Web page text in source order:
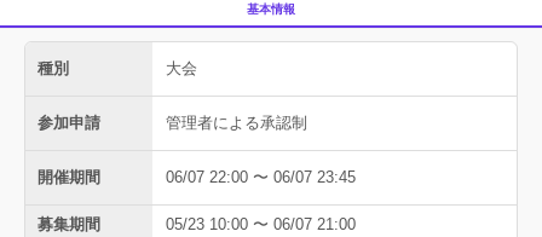
基本情報
種別 大会
参加申請 管理者による承認制
開催期間 06/07 22:00 〜 06/07 23:45
募集期間 05/23 10:00 〜 06/07 21:00